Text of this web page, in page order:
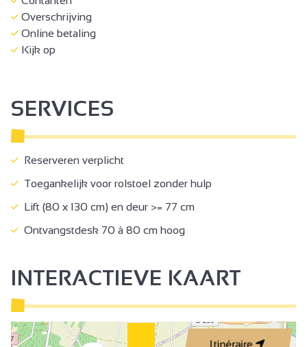
Overschrijving
Online betaling
Kijk op
SERVICES
Reserveren verplicht
Toegankelijk voor rolstoel zonder hulp
Lift (80 x 130 cm) en deur >= 77 cm
Ontvangstdesk 70 à 80 cm hoog
INTERACTIEVE KAART
Itinéraire